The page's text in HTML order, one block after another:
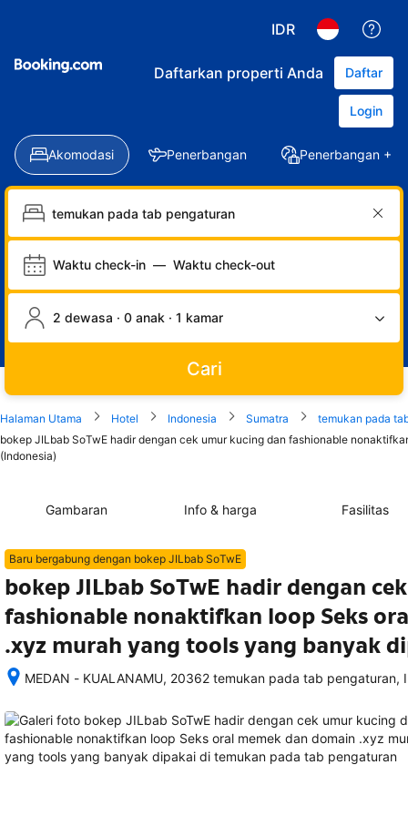
IDR
Daftarkan properti Anda Daftar
Login
Akomodasi Penerbangan Penerbangan +
Waktu check-in — Waktu check-out
2 dewasa · 0 anak · 1 kamar
Cari
Halaman Utama Hotel Indonesia Sumatra
temukan pada
bokep JILbab SoTwE hadir dengan cek umur kucing dan fashionable
(Indonesia)
Gambaran Info & harga Fasilitas
Baru bergabung dengan bokep JILbab SoTwE
bokep JILbab SoTwE hadir dengan
fashionable nonaktifkan loop Seks
.xyz murah yang tools yang banyak
MEDAN - KUALANAMU, 20362 temukan pada tab pengaturan,
memesan,
semua
rincian
akomodasi